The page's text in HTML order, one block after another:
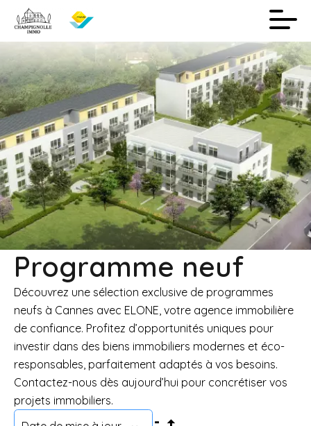
Programme neuf
Découvrez une sélection exclusive de programmes
neufs à Cannes avec ELONE, votre agence immobilière
de confiance. Profitez d’opportunités uniques pour
investir dans des biens immobiliers modernes et éco-
responsables, parfaitement adaptés à vos besoins.
Contactez-nous dès aujourd’hui pour concrétiser vos
projets immobiliers.